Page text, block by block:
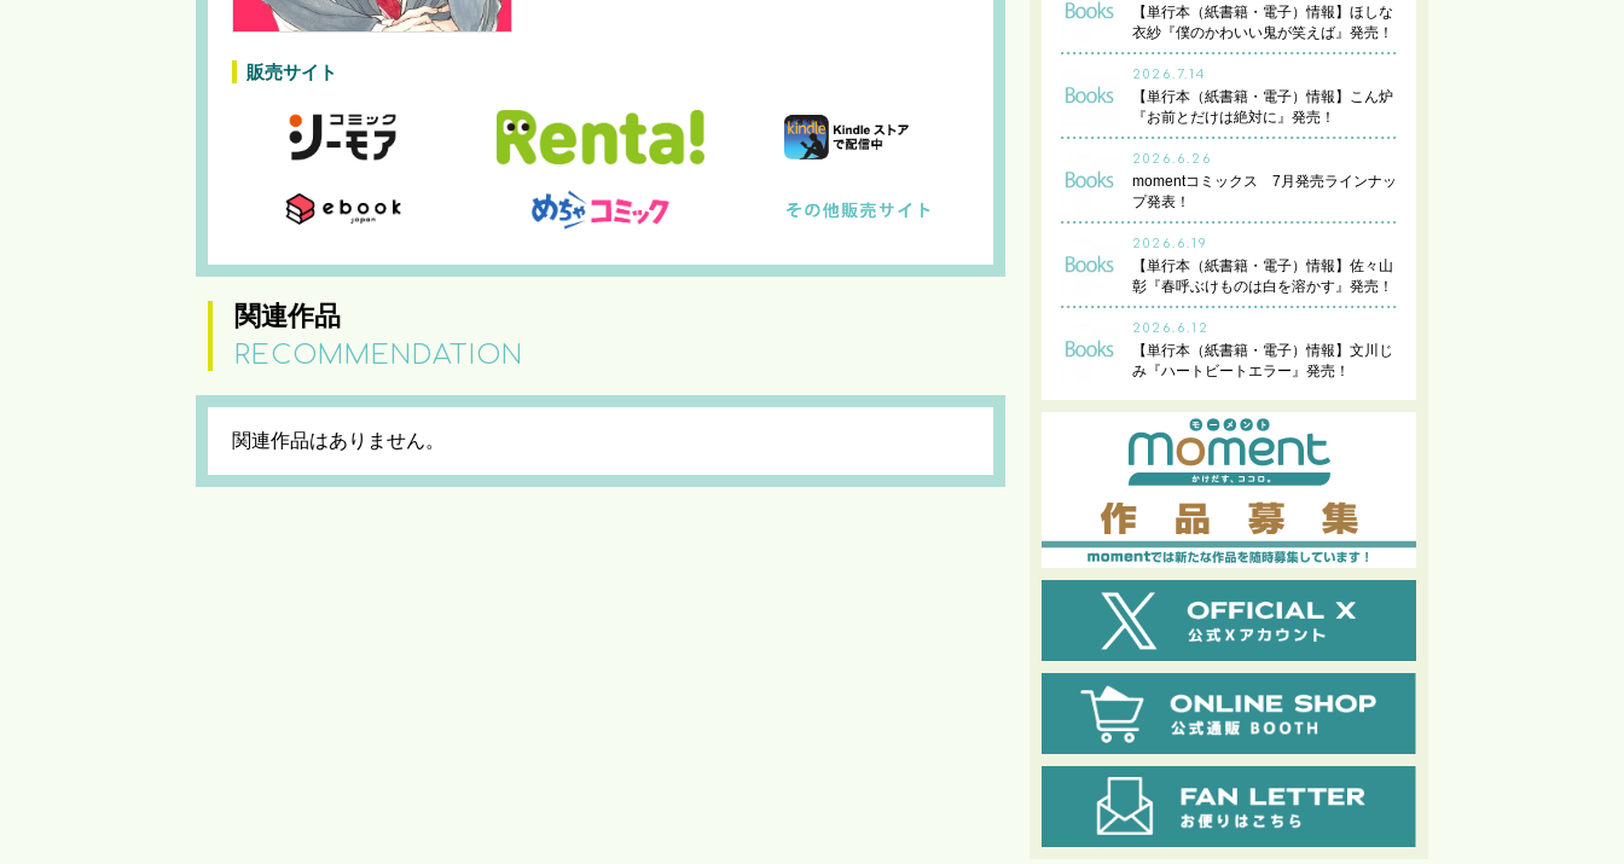
販売サイト
関連作品
RECOMMENDATION
関連作品はありません。
【単行本（紙書籍・電子）情報】ほしな
衣紗『僕のかわいい鬼が笑えば』発売！
2026.7.14
【単行本（紙書籍・電子）情報】こん炉
『お前とだけは絶対に』発売！
2026.6.26
momentコミックス 7月発売ラインナッ
プ発表！
2026.6.19
【単行本（紙書籍・電子）情報】佐々山
彰『春呼ぶけものは白を溶かす』発売！
2026.6.12
【単行本（紙書籍・電子）情報】文川じ
み『ハートビートエラー』発売！